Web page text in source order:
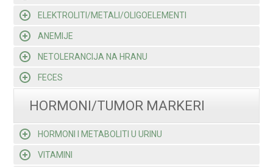
ELEKTROLITI/METALI/OLIGOELEMENTI
ANEMIJE
NETOLERANCIJA NA HRANU
FECES
HORMONI/TUMOR MARKERI
HORMONI I METABOLITI U URINU
VITAMINI